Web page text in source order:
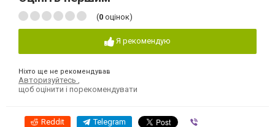
(0 оцінок)
Я рекомендую
Ніхто ще не рекомендував
Авторизуйтесь
щоб оцінити і порекомендувати
Reddit Telegram